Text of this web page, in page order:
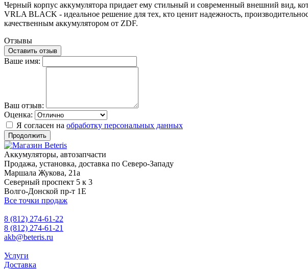
Черный корпус аккумулятора придает ему стильный и современный внешний вид,
VRLA BLACK - идеальное решение для тех, кто ценит надежность,
качественным аккумулятором от ZDF.
Отзывы
Оставить отзыв
Ваше имя:
Ваш отзыв:
Оценка:
Я согласен на обработку персональных данных
Продолжить
Аккумуляторы, автозапчасти
Продажа, установка, доставка по Северо-Западу
Маршала Жукова, 21а
Северный проспект 5 к 3
Волго-Донской пр-т 1Е
Все точки продаж
8 (812) 274-61-22
8 (812) 274-61-21
akb@beteris.ru
Услуги
Доставка